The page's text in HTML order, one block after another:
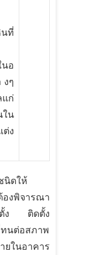
ที่
นอ
งๆ
แก่
ใน
ต่ง
นิดให้
องพิจารณา
ตั้ง ติดตั้ง
นต่อสภาพ
ยในอาคาร